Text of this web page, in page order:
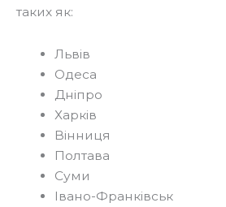
таких як:
Львів
Одеса
Дніпро
Харків
Вінниця
Полтава
Суми
Івано-Франківськ